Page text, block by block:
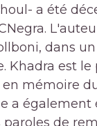
a été
dans
Khadra est
en mémoire
a également
paroles de